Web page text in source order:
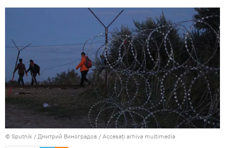
© Sputnik / Дмитрий Виноградов / Accesați arhiva multimedia